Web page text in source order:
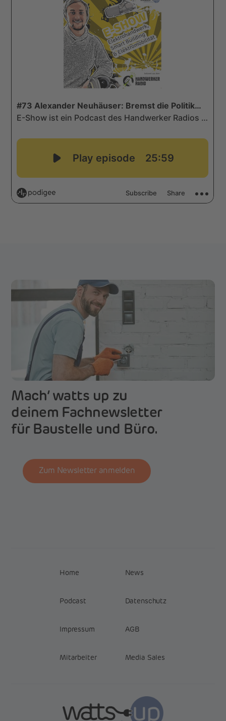
Mach‘ watts up zu
deinem Fachnewsletter
für Baustelle und Büro.
Zum Newsletter anmelden
Home News
Podcast Datenschutz
Impressum AGB
Mitarbeiter Media Sales